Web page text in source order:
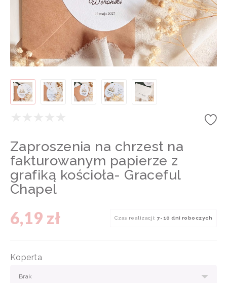
Zaproszenia na chrzest na
fakturowanym papierze z
grafiką kościoła- Graceful
Chapel
6,19 zł Czas realizacji: 7-10 dni roboczych
Koperta
Brak